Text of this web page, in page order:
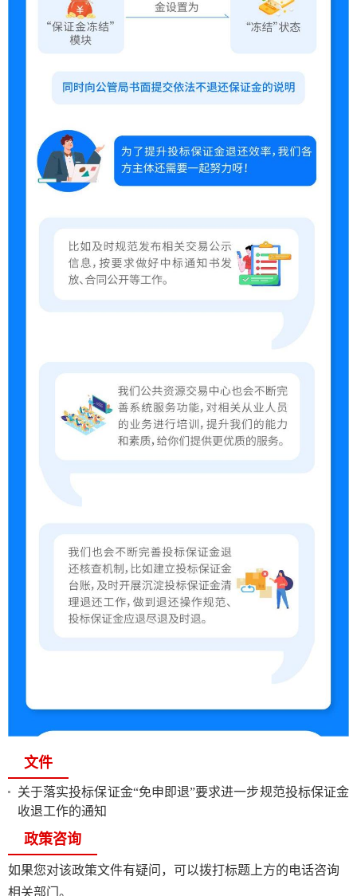
文件
关于落实投标保证金“免申即退”要求进一步规范投标保证金
收退工作的通知
政策咨询
如果您对该政策文件有疑问，可以拨打标题上方的电话咨询
相关部门。